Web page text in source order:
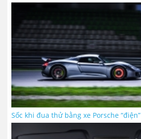
Sốc khi đua thử bằng xe Porsche “điện”